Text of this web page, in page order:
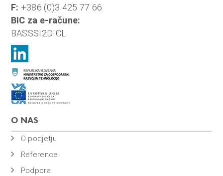
F: +386 (0)3 425 77 66
BIC za e-račune:
BASSSI2DICL
O NAS
O podjetju
Reference
Podpora